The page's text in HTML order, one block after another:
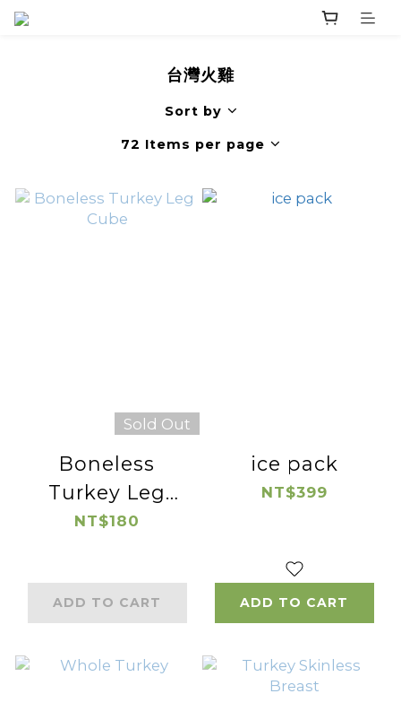
台灣火雞
Sort by
72 Items per page
Sold Out
Boneless
Turkey Leg
Cube
NT$180
ADD TO CART
ice pack
NT$399
ADD TO CART